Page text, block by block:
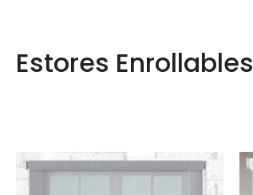
Estores Enrollables